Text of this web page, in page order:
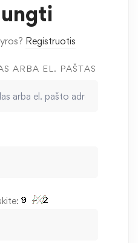
Registruotis
ARBA EL. PAŠTAS